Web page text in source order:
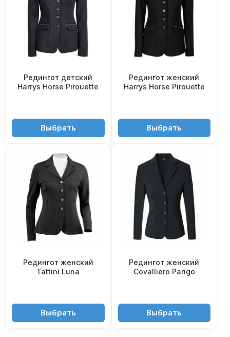
Редингот детский
Harrys Horse Pirouette
12'250 ₽Выбрать
Редингот женский
Harrys Horse Pirouette
12'250 ₽Выбрать
Редингот женский
Tattini Luna
12'550 ₽Выбрать
Редингот женский
Covalliero Parigo
13'950 ₽Выбрать